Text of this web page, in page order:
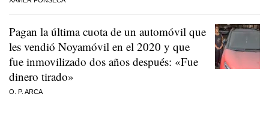
Pagan la última cuota de un automóvil que
les vendió Noyamóvil en el 2020 y que
fue inmovilizado dos años después: «Fue
dinero tirado»
O. P. ARCA